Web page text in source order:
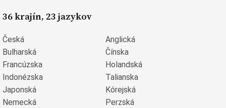
36 krajín, 23 jazykov
Česká
Anglická
Bulharská
Čínska
Francúzska
Holandská
Indonézska
Talianska
Japonská
Kórejská
Nemecká
Perzská